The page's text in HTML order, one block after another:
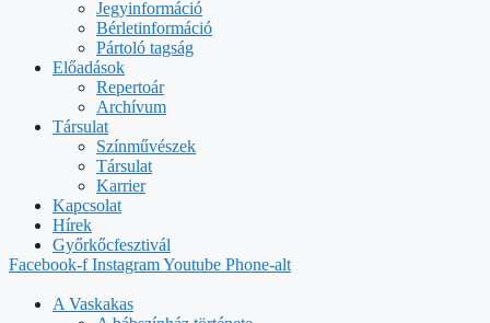
Jegyinformáció
Bérletinformáció
Pártoló tagság
Előadások
Repertoár
Archívum
Társulat
Színművészek
Társulat
Karrier
Kapcsolat
Hírek
Győrkőcfesztivál
Facebook-f InstagramYoutube Phone-alt
A Vaskakas